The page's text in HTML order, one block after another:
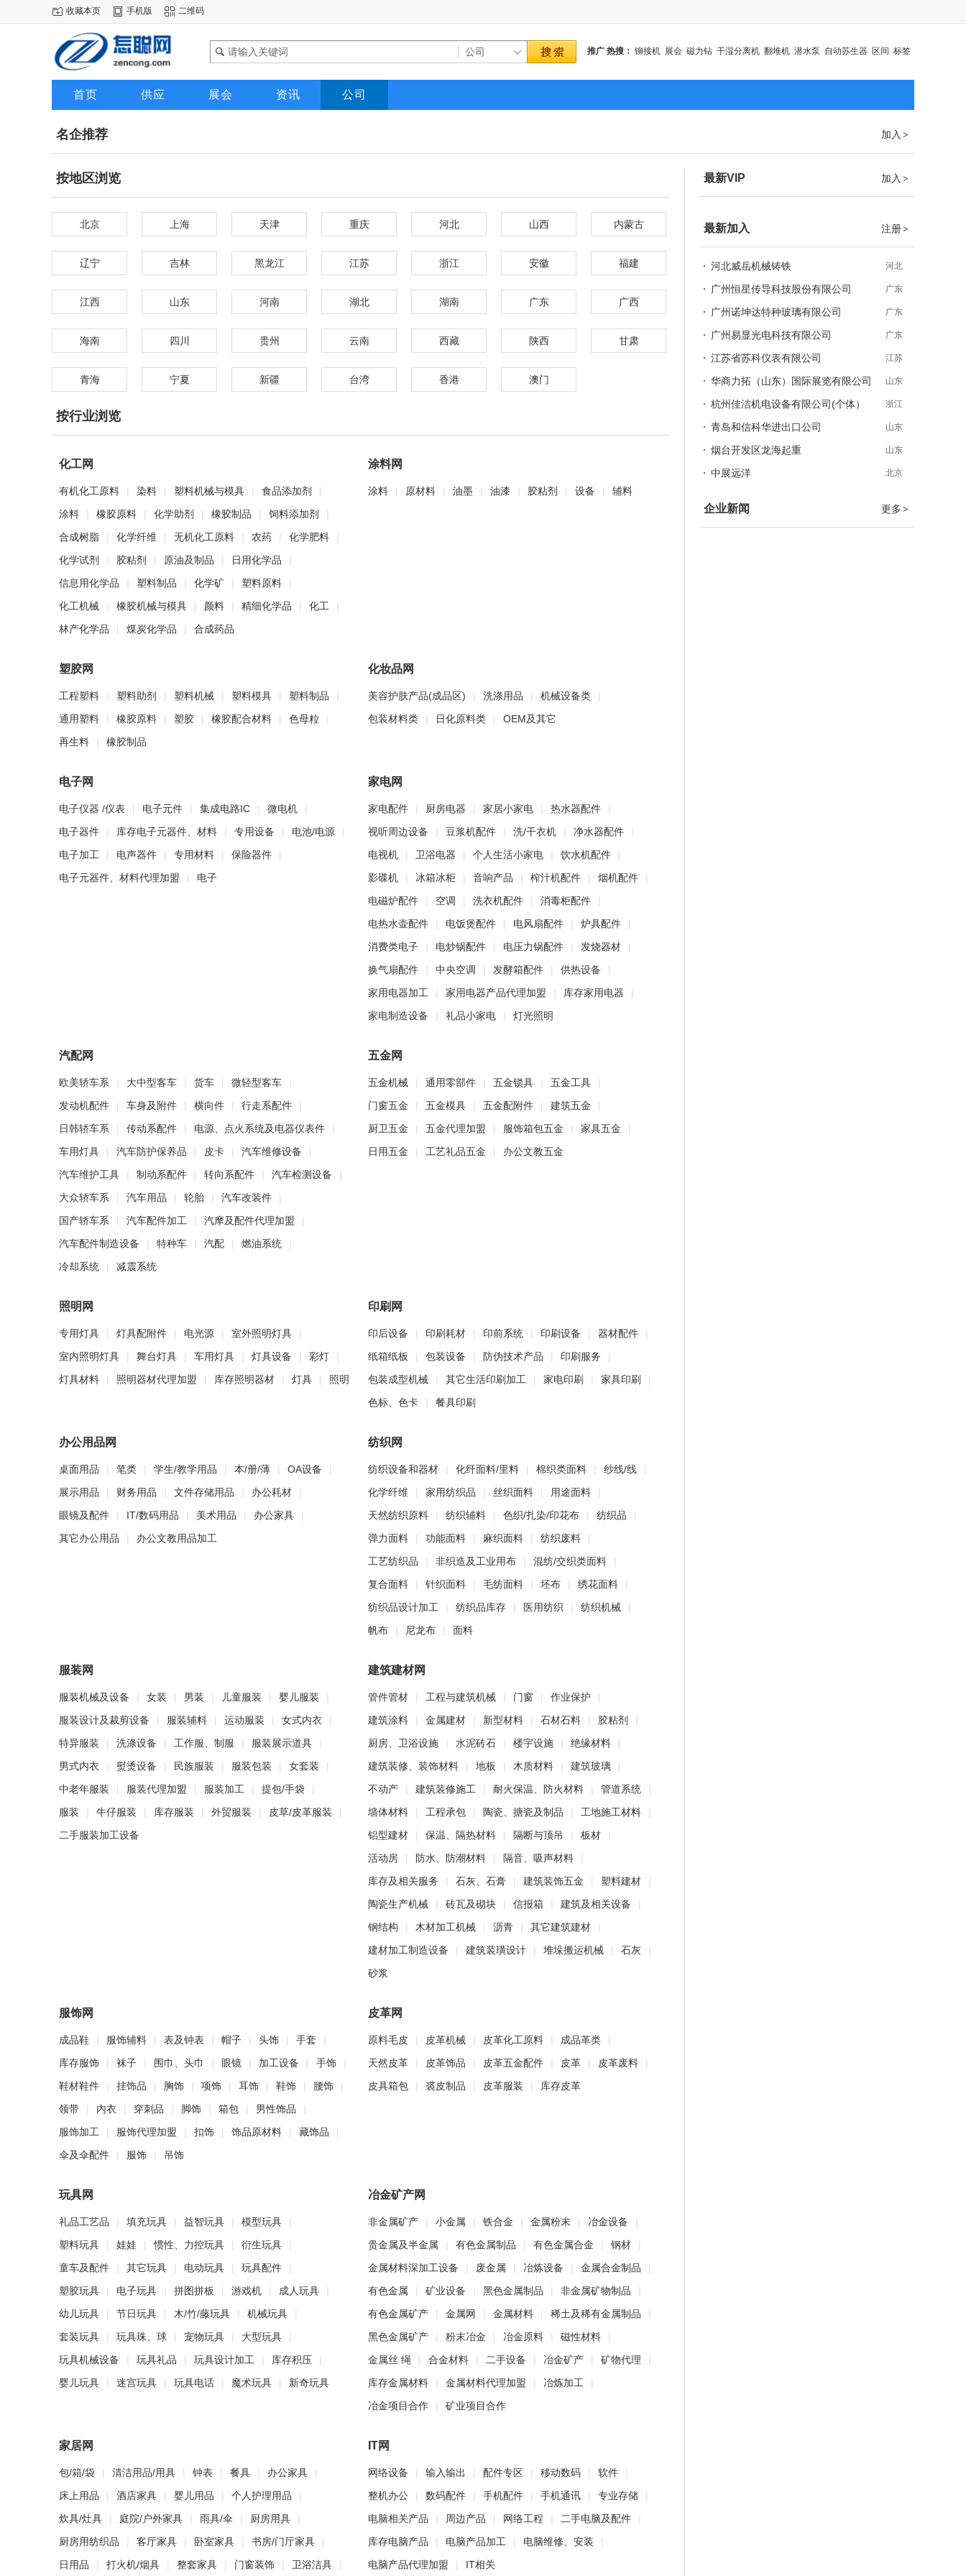
收藏本页 手机版 二维码
推广 热搜： 铆接机 展会 磁力钻 干湿分离机 翻堆机 潜水泵 自动苏生器 区间 标签
首页 供应 展会 资讯 公司
加入 >
名企推荐
按地区浏览
北京 上海 天津 重庆 河北 山西 内蒙古
辽宁 吉林 黑龙江 江苏 浙江 安徽 福建
江西 山东 河南 湖北 湖南 广东 广西
海南 四川 贵州 云南 西藏 陕西 甘肃
青海 宁夏 新疆 台湾 香港 澳门
按行业浏览
化工网
有机化工原料 | 染料 | 塑料机械与模具 | 食品添加剂
|
涂料
| 橡胶原料 | 化学助剂 | 橡胶制品 | 饲料添加剂
|
合成树脂
| 化学纤维 | 无机化工原料 | 农药 | 化学肥料
|
化学试剂
| 胶粘剂 | 原油及制品 | 日用化学品
|
信息用化学品
| 塑料制品 | 化学矿 | 塑料原料
|
化工机械
| 橡胶机械与模具 | 颜料 | 精细化学品 | 化工
|
林产化学品
| 煤炭化学品 | 合成药品
涂料网
涂料 | 原材料 | 油墨 | 油漆 | 胶粘剂 | 设备 | 辅料
塑胶网
工程塑料 | 塑料助剂 | 塑料机械 | 塑料模具 | 塑料制品
|
通用塑料
| 橡胶原料 | 塑胶 | 橡胶配合材料 | 色母粒
|
再生料
| 橡胶制品
化妆品网
美容护肤产品(成品区) | 洗涤用品 | 机械设备类
|
包装材料类
| 日化原料类 | OEM及其它
电子网
电子仪器 /仪表 | 电子元件 | 集成电路IC | 微电机
|
电子器件
| 库存电子元器件、材料 | 专用设备 | 电池/电源
|
电子加工
| 电声器件 | 专用材料 | 保险器件
|
电子元器件、材料代理加盟
| 电子
家电网
家电配件 | 厨房电器 | 家居小家电 | 热水器配件
|
视听周边设备
| 豆浆机配件 | 洗/干衣机 | 净水器配件
|
电视机
| 卫浴电器 | 个人生活小家电 | 饮水机配件
|
影碟机
| 冰箱冰柜 | 音响产品 | 榨汁机配件 | 烟机配件
|
电磁炉配件
| 空调 | 洗衣机配件 | 消毒柜配件
|
电热水壶配件
| 电饭煲配件 | 电风扇配件 | 炉具配件
|
消费类电子
| 电炒锅配件 | 电压力锅配件 | 发烧器材
|
换气扇配件
| 中央空调 | 发酵箱配件 | 供热设备
|
家用电器加工
| 家用电器产品代理加盟 | 库存家用电器
|
家电制造设备
| 礼品小家电 | 灯光照明
汽配网
欧美轿车系 | 大中型客车 | 货车 | 微轻型客车
|
发动机配件
| 车身及附件 | 横向件 | 行走系配件
|
日韩轿车系
| 传动系配件 | 电源、点火系统及电器仪表件
|
车用灯具
| 汽车防护保养品 | 皮卡 | 汽车维修设备
|
汽车维护工具
| 制动系配件 | 转向系配件 | 汽车检测设备
|
大众轿车系
| 汽车用品 | 轮胎 | 汽车改装件
|
国产轿车系
| 汽车配件加工 | 汽摩及配件代理加盟
|
汽车配件制造设备
| 特种车 | 汽配 | 燃油系统
|
冷却系统
| 减震系统
五金网
五金机械 | 通用零部件 | 五金锁具 | 五金工具
|
门窗五金
| 五金模具 | 五金配附件 | 建筑五金
|
厨卫五金
| 五金代理加盟 | 服饰箱包五金 | 家具五金
|
日用五金
| 工艺礼品五金 | 办公文教五金
照明网
专用灯具 | 灯具配附件 | 电光源 | 室外照明灯具
|
室内照明灯具
| 舞台灯具 | 车用灯具 | 灯具设备 | 彩灯
|
灯具材料
| 照明器材代理加盟 | 库存照明器材 | 灯具 | 照明
印刷网
印后设备 | 印刷耗材 | 印前系统 | 印刷设备 | 器材配件
|
纸箱纸板
| 包装设备 | 防伪技术产品 | 印刷服务
|
包装成型机械
| 其它生活印刷加工 | 家电印刷 | 家具印刷
|
色标、色卡
| 餐具印刷
办公用品网
桌面用品 | 笔类 | 学生/教学用品 | 本/册/薄 | OA设备
|
展示用品
| 财务用品 | 文件存储用品 | 办公耗材
|
眼镜及配件
| IT/数码用品 | 美术用品 | 办公家具
|
其它办公用品
| 办公文教用品加工
纺织网
纺织设备和器材 | 化纤面料/里料 | 棉织类面料 | 纱线/线
|
化学纤维
| 家用纺织品 | 丝织面料 | 用途面料
|
天然纺织原料
| 纺织辅料 | 色织/扎染/印花布 | 纺织品
|
弹力面料
| 功能面料 | 麻织面料 | 纺织废料
|
工艺纺织品
| 非织造及工业用布 | 混纺/交织类面料
|
复合面料
| 针织面料 | 毛纺面料 | 坯布 | 绣花面料
|
纺织品设计加工
| 纺织品库存 | 医用纺织 | 纺织机械
|
帆布
| 尼龙布 | 面料
服装网
服装机械及设备 | 女装 | 男装 | 儿童服装 | 婴儿服装
|
服装设计及裁剪设备
| 服装辅料 | 运动服装 | 女式内衣
|
特异服装
| 洗涤设备 | 工作服、制服 | 服装展示道具
|
男式内衣
| 熨烫设备 | 民族服装 | 服装包装 | 女套装
|
中老年服装
| 服装代理加盟 | 服装加工 | 提包/手袋
|
服装
| 牛仔服装 | 库存服装 | 外贸服装 | 皮草/皮革服装
|
二手服装加工设备
建筑建材网
管件管材 | 工程与建筑机械 | 门窗 | 作业保护
|
建筑涂料
| 金属建材 | 新型材料 | 石材石料 | 胶粘剂
|
厨房、卫浴设施
| 水泥砖石 | 楼宇设施 | 绝缘材料
|
建筑装修、装饰材料
| 地板 | 木质材料 | 建筑玻璃
|
不动产
| 建筑装修施工 | 耐火保温、防火材料 | 管道系统
|
墙体材料
| 工程承包 | 陶瓷、搪瓷及制品 | 工地施工材料
|
铝型建材
| 保温、隔热材料 | 隔断与顶吊 | 板材
|
活动房
| 防水、防潮材料 | 隔音、吸声材料
|
库存及相关服务
| 石灰、石膏 | 建筑装饰五金 | 塑料建材
|
陶瓷生产机械
| 砖瓦及砌块 | 信报箱 | 建筑及相关设备
|
钢结构
| 木材加工机械 | 沥青 | 其它建筑建材
|
建材加工制造设备
| 建筑装璜设计 | 堆垛搬运机械 | 石灰
|
砂浆
服饰网
成品鞋 | 服饰辅料 | 表及钟表 | 帽子 | 头饰 | 手套
|
库存服饰
| 袜子 | 围巾、头巾 | 眼镜 | 加工设备 | 手饰
|
鞋材鞋件
| 挂饰品 | 胸饰 | 项饰 | 耳饰 | 鞋饰 | 腰饰
|
领带
| 内衣 | 穿刺品 | 脚饰 | 箱包 | 男性饰品
|
服饰加工
| 服饰代理加盟 | 扣饰 | 饰品原材料 | 藏饰品
|
伞及伞配件
| 服饰 | 吊饰
皮革网
原料毛皮 | 皮革机械 | 皮革化工原料 | 成品革类
|
天然皮革
| 皮革饰品 | 皮革五金配件 | 皮革 | 皮革废料
|
皮具箱包
| 裘皮制品 | 皮革服装 | 库存皮革
玩具网
礼品工艺品 | 填充玩具 | 益智玩具 | 模型玩具
|
塑料玩具
| 娃娃 | 惯性、力控玩具 | 衍生玩具
|
童车及配件
| 其它玩具 | 电动玩具 | 玩具配件
|
塑胶玩具
| 电子玩具 | 拼图拼板 | 游戏机 | 成人玩具
|
幼儿玩具
| 节日玩具 | 木/竹/藤玩具 | 机械玩具
|
套装玩具
| 玩具珠、球 | 宠物玩具 | 大型玩具
|
玩具机械设备
| 玩具礼品 | 玩具设计加工 | 库存积压
|
婴儿玩具
| 迷宫玩具 | 玩具电话 | 魔术玩具 | 新奇玩具
冶金矿产网
非金属矿产 | 小金属 | 铁合金 | 金属粉末 | 冶金设备
|
贵金属及半金属
| 有色金属制品 | 有色金属合金 | 钢材
|
金属材料深加工设备
| 废金属 | 冶炼设备 | 金属合金制品
|
有色金属
| 矿业设备 | 黑色金属制品 | 非金属矿物制品
|
有色金属矿产
| 金属网 | 金属材料 | 稀土及稀有金属制品
|
黑色金属矿产
| 粉末冶金 | 冶金原料 | 磁性材料
|
金属丝 绳
| 合金材料 | 二手设备 | 冶金矿产 | 矿物代理
|
库存金属材料
| 金属材料代理加盟 | 冶炼加工
|
冶金项目合作
| 矿业项目合作
家居网
包/箱/袋 | 清洁用品/用具 | 钟表 | 餐具 | 办公家具
|
床上用品
| 酒店家具 | 婴儿用品 | 个人护理用品
|
炊具/灶具
| 庭院/户外家具 | 雨具/伞 | 厨房用具
|
厨房用纺织品
| 客厅家具 | 卧室家具 | 书房/门厅家具
|
日用品
| 打火机/烟具 | 整套家具 | 门窗装饰 | 卫浴洁具 |
IT网
网络设备 | 输入输出 | 配件专区 | 移动数码 | 软件
|
整机办公
| 数码配件 | 手机配件 | 手机通讯 | 专业存储
|
电脑相关产品
| 周边产品 | 网络工程 | 二手电脑及配件
|
库存电脑产品
| 电脑产品加工 | 电脑维修、安装
|
电脑产品代理加盟
| IT相关
加入 >
最新VIP
注册>
最新加入
河北
河北威岳机械铸铁
广东
广州恒星传导科技股份有限公司
广东
广州诺坤达特种玻璃有限公司
广东
广州易显光电科技有限公司
江苏
江苏省苏科仪表有限公司
山东
华商力拓（山东）国际展览有限公司
浙江
杭州佳洁机电设备有限公司(个体）
山东
青岛和信科华进出口公司
山东
烟台开发区龙海起重
北京
中展远洋
更多 >
企业新闻